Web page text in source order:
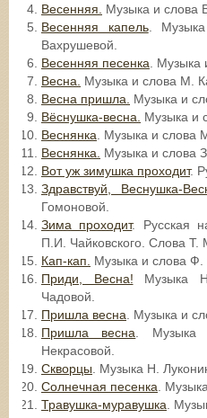
Весенняя.
Музыка и слова
Весенняя капель.
Вахрушевой.
Весенняя песенка . Музыка
Весна.
Музыка и слова М.
Весна пришла.
Музыка и
Вёснушка-весна.
Музыка и
Веснянка . Музыка и слова
Веснянка.
Музыка и слова
Вот уж зимушка проходит.
Здравствуй, Веснушка-
Гомоновой.
Зима проходит. Русская
П.И. Чайковского. Слова Т.
Кап-кап.
Музыка и слова Ф.
Приди, Весна! Музыка
Чадовой.
Пришла весна . Музыка и
Пришла весна .
Некрасовой.
Скворцы . Музыка Н.
Солнечная песенка .
Травушка-муравушка .